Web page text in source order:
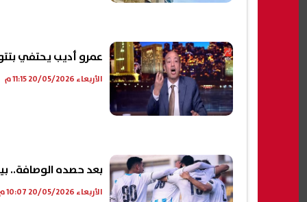
عمرو أديب يحتفي
الأربعاء 20/05/2026 11:15 م
بعد حصده الوصافة..
الأربعاء 20/05/2026 10:07 م